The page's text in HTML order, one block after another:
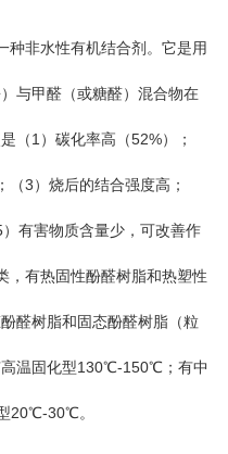
种非水性有机结合剂。它是用
与甲醛（或糖醛）混合物在
（1）碳化率高（52%）；
（3）烧后的结合强度高；
有害物质含量少，可改善作
，有热固性酚醛树脂和热塑性
醛树脂和固态酚醛树脂（粒
温固化型130℃-150℃；有中
20℃-30℃。